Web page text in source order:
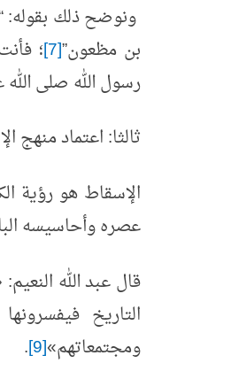
ونوضح ذلك بقوله:
بن مظعون”[7] ؛
رسول الله صلى
ثالثا: اعتماد منهج
الإسقاط هو رؤية
عصره وأحاسيسه
قال عبد الله النعيم:
التاريخ
ومجتمعاتهم»
[9]
.